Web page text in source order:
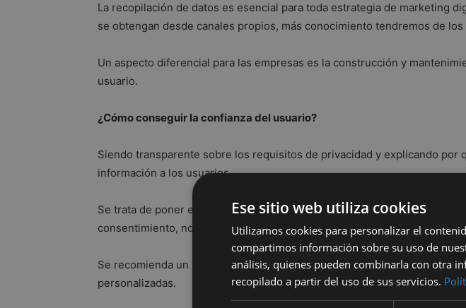
La recopilación de datos es esencial para toda estrategia de marketing
se obtengan desde canales propios, más conocimiento tendremos de los
Un aspecto diferencial para las empresas es la construcción y
usuario.
¿Cómo conseguir la confianza del usuario?
Siendo transparente sobre los requisitos de privacidad y explicando por
información a los usuarios.
Se trata de poner en marcha un sistema de toma de datos que sea
consentimiento, no en la recogida masiva de datos sin cualificar.
Se recomienda un volumen inferior de contactos, pero de mayor calidad,
personalizadas.
Ese sitio web utiliza cookies
Utilizamos cookies para personalizar el
compartimos información sobre su uso de
análisis, quienes pueden combinarla con otra
recopilado a partir del uso de sus servicios.